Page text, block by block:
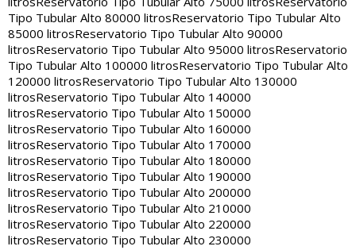
Tipo Tubular Alto 80000 litrosReservatorio Tipo Tubular Alto
85000 litrosReservatorio Tipo Tubular Alto 90000
litrosReservatorio Tipo Tubular Alto 95000 litrosReservatorio
Tipo Tubular Alto 100000 litrosReservatorio Tipo Tubular Alto
120000 litrosReservatorio Tipo Tubular Alto 130000
litrosReservatorio Tipo Tubular Alto 140000
litrosReservatorio Tipo Tubular Alto 150000
litrosReservatorio Tipo Tubular Alto 160000
litrosReservatorio Tipo Tubular Alto 170000
litrosReservatorio Tipo Tubular Alto 180000
litrosReservatorio Tipo Tubular Alto 190000
litrosReservatorio Tipo Tubular Alto 200000
litrosReservatorio Tipo Tubular Alto 210000
litrosReservatorio Tipo Tubular Alto 220000
litrosReservatorio Tipo Tubular Alto 230000